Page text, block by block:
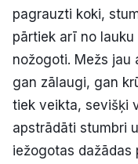
Ziņo
pagrauzti koki,
pārtiek arī no
nožogoti. Mežs jau
gan zālaugi, gan
tiek veikta, sevišķi
apstrādāti stumbri
iežogotas dažādas